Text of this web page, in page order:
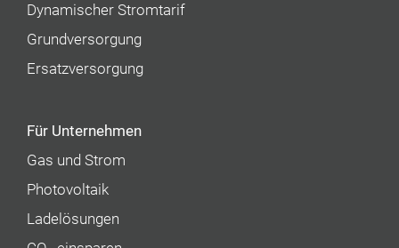
Dynamischer Stromtarif
Grundversorgung
Ersatzversorgung
Für Unternehmen
Gas und Strom
Photovoltaik
Ladelösungen